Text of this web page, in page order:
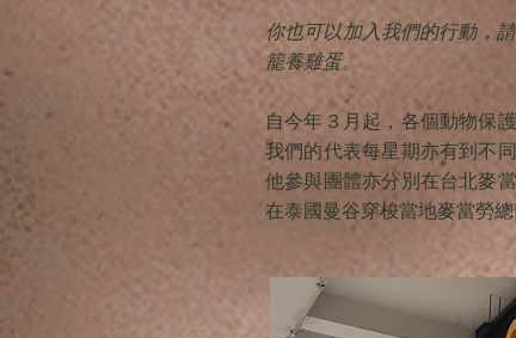
你也可以加入我們的行動，
籠養雞蛋。
自今年３月起，各個動物保
我們的代表每星期亦有到不
他參與團體亦分別在台北麥
在泰國曼谷穿梭當地麥當勞